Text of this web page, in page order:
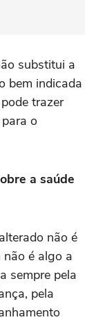
substitui a
bem indicada
trazer
o
a saúde
não é
é algo a
sempre pela
pela